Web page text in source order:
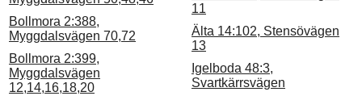
Bollmora 2:388,
Myggdalsvägen 70,72
Bollmora 2:399,
Myggdalsvägen
12,14,16,18,20
11
Älta 14:102, Stensövägen
13
Igelboda 48:3,
Svartkärrsvägen